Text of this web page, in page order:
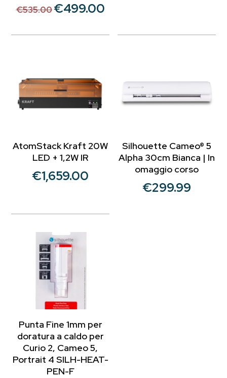
€535.00 Il
originale
€499.00Il
attuale
AtomStack Kraft 20W
LED + 1,2W IR
€1,659.00
Silhouette Cameo® 5
Alpha 30cm Bianca | In
omaggio corso
€299.99
Punta Fine 1mm per
doratura a caldo per
Curio 2, Cameo 5,
Portrait 4 SILH-HEAT-
PEN-F